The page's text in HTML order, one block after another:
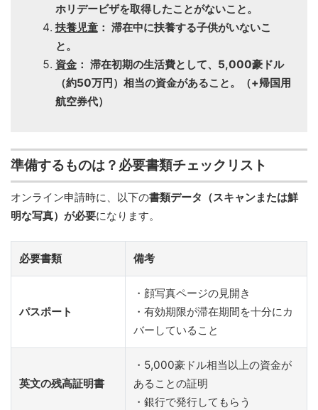
ホリデービザを取得したことがないこと。
扶養児童： 滞在中に扶養する子供がいないこ
と。
資金： 滞在初期の生活費として、5,000豪ドル
（約50万円）相当の資金があること。（+帰国用
航空券代）
準備するものは？必要書類チェックリスト
オンライン申請時に、以下の書類データ（スキャンまたは鮮
明な写真）が必要になります。
必要書類 備考
パスポート
・顔写真ページの見開き
・有効期限が滞在期間を十分にカ
バーしていること
英文の残高証明書
・5,000豪ドル相当以上の資金が
あることの証明
・銀行で発行してもらう